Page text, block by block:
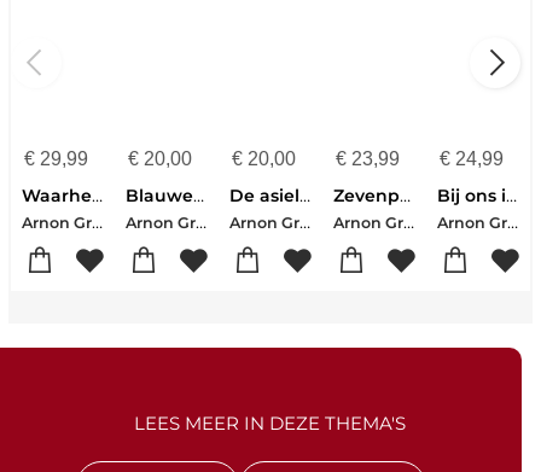
€29,99
Waarheidsliefde en biefstuk
Arnon Grunberg
€20,00
Blauwe maandagen
Arnon Grunberg
€ 20,00
De asielzoeker
Arnon Grunberg
€ 23,99
Zevenpoot
Arnon Grunberg-Thé Tjong-Khing
€ 24,99
Bij ons in Auschwitz
Arnon Grunberg
LEES MEER IN DEZE THEMA'S